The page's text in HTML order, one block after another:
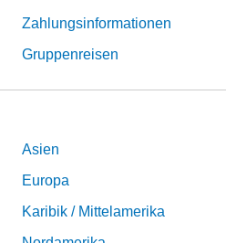
Zahlungsinformationen
Gruppenreisen
Asien
Europa
Karibik / Mittelamerika